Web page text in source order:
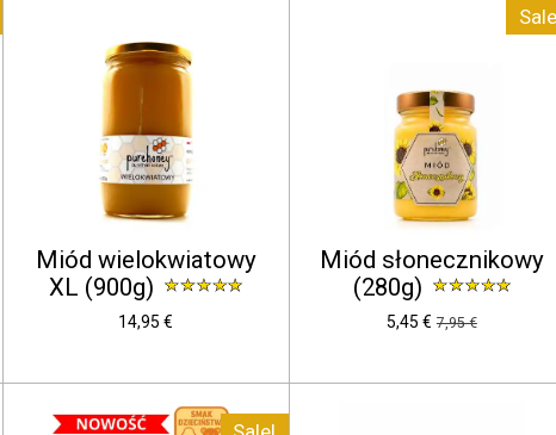
Miód wielokwiatowy
XL (900g)
14,95 €
Miód słonecznikowy
(280g)
5,45 € 7,95 €